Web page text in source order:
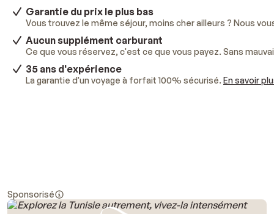
Garantie du prix le plus bas
Vous trouvez le même séjour, moins cher ailleurs ? Nous
Aucun supplément carburant
Ce que vous réservez, c'est ce que vous payez. Sans
35 ans d'expérience
La garantie d'un voyage à forfait 100% sécurisé. En savoir
Sponsorisé